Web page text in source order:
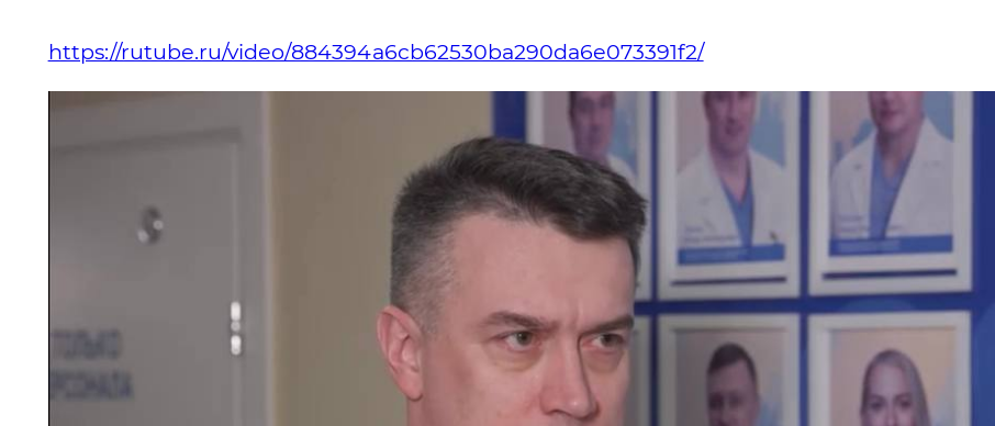
https://rutube.ru/video/884394a6cb62530ba290da6e073391f2/